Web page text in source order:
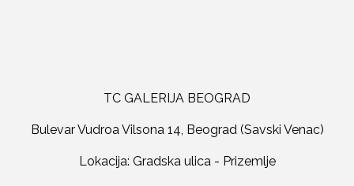
TC GALERIJA BEOGRAD
Bulevar Vudroa Vilsona 14, Beograd (Savski Venac)
Lokacija: Gradska ulica - Prizemlje